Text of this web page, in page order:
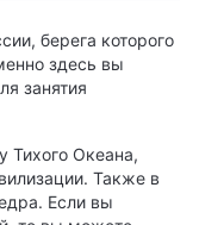
берега которого
здесь вы
занятия
Тихого Океана,
Также в
Если вы